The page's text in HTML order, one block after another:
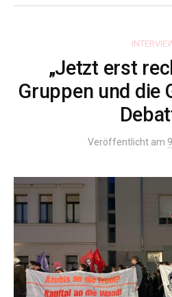
„Jetzt erst
Gruppen und die
Veröffentlicht am